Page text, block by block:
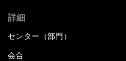
詳細
センター（部門）
会合